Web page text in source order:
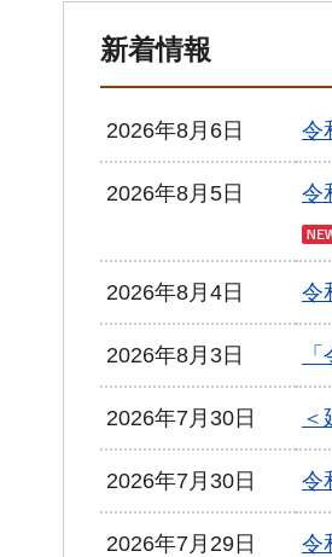
新着情報
2026年8月6日 令
2026年8月5日 令
2026年8月4日 令
2026年8月3日
2026年7月30日
2026年7月30日 令
2026年7月29日 令